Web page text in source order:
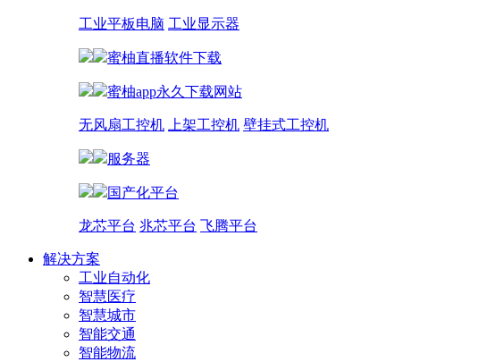
工业平板电脑 工业显示器
蜜柚直播软件下载
蜜柚app永久下载网站
无风扇工控机 上架工控机 壁挂式工控机
服务器
国产化平台
龙芯平台 兆芯平台 飞腾平台
解决方案
工业自动化
智慧医疗
智慧城市
智能交通
智能物流